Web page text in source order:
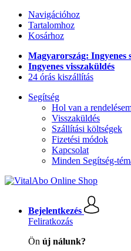
Navigációhoz
Tartalomhoz
Kosárhoz
Magyarország: Ingyenes
Ingyenes visszaküldés
24 órás kiszállítás
Segítség
Hol van a
Visszaküldés
Szállítási költségek
Fizetési módok
Kapcsolat
Minden Segítség-
Bejelentkezés
Feliratkozás
Ön új nálunk?